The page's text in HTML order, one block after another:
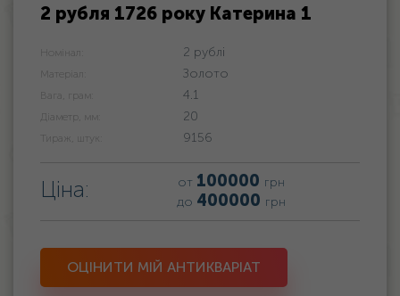
2 рубля 1726 року Катерина 1
Номінал: 2 рублі
Матеріал: Золото
Вага, грам: 4.1
Діаметр, мм: 20
Тираж, штук: 9156
Ціна: от 100000 грн
до 400000 грн
ОЦІНИТИ МІЙ АНТИКВАРІАТ